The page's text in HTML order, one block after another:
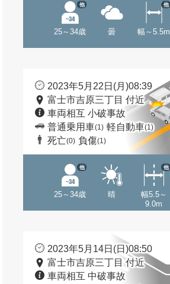
25～34歳
他
曇 幅～5.5m
他
2023年5月22日(月)08:39
富士市吉原三丁目 付近
車両相互 小破事故
普通乗用車(1) 軽自動車(1)
死亡(0) 負傷(1)
25～34歳
他
晴
幅5.5～
9.0m
他
2023年5月14日(日)08:50
富士市吉原三丁目 付近
車両相互 中破事故